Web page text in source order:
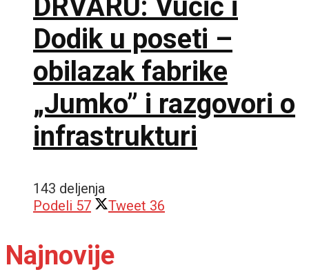
DRVARU: Vučić i
Dodik u poseti –
obilazak fabrike
„Jumko” i razgovori o
infrastrukturi
143 deljenja
Podeli 57 Tweet 36
Najnovije